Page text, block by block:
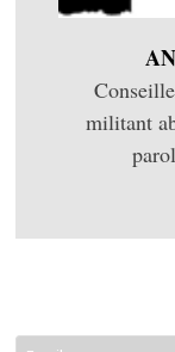
militant